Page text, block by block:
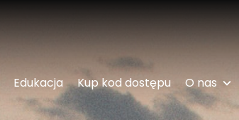
Edukacja Kup kod dostępu O nas